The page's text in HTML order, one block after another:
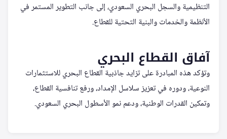
التنظيمية والسجل البحري السعودي، إلى جانب التطوير المستمر في
الأنظمة والخدمات والبنية التحتية للقطاع.
آفاق القطاع البحري
وتؤكد هذه المبادرة على تزايد جاذبية القطاع البحري للاستثمارات
النوعية، ودوره في تعزيز سلاسل الإمداد، ورفع تنافسية القطاع،
وتمكين القدرات الوطنية، ودعم نمو الأسطول البحري السعودي.